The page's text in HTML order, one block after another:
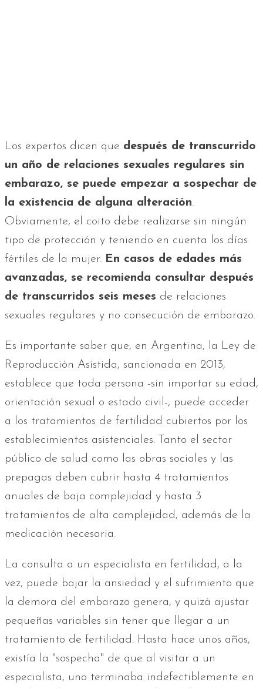
Los expertos dicen que después de transcurrido
un año de relaciones sexuales regulares sin
embarazo, se puede empezar a sospechar de
la existencia de alguna alteración.
Obviamente, el coito debe realizarse sin ningún
tipo de protección y teniendo en cuenta los días
fértiles de la mujer. En casos de edades más
avanzadas, se recomienda consultar después
de transcurridos seis meses de relaciones
sexuales regulares y no consecución de embarazo.
Es importante saber que, en Argentina, la Ley de
Reproducción Asistida, sancionada en 2013,
establece que toda persona -sin importar su edad,
orientación sexual o estado civil-, puede acceder
a los tratamientos de fertilidad cubiertos por los
establecimientos asistenciales. Tanto el sector
público de salud como las obras sociales y las
prepagas deben cubrir hasta 4 tratamientos
anuales de baja complejidad y hasta 3
tratamientos de alta complejidad, además de la
medicación necesaria.
La consulta a un especialista en fertilidad, a la
vez, puede bajar la ansiedad y el sufrimiento que
la demora del embarazo genera, y quizá ajustar
pequeñas variables sin tener que llegar a un
tratamiento de fertilidad. Hasta hace unos años,
existía la "sospecha" de que al visitar a un
especialista, uno terminaba indefectiblemente en